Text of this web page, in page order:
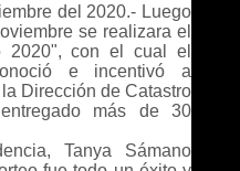
del 2020.- Luego
se realizara el
2020", con el cual el
e incentivó a
Dirección de Catastro
más de 30
Tanya Sámano